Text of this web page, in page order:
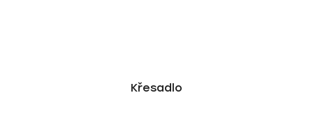
Křesadlo